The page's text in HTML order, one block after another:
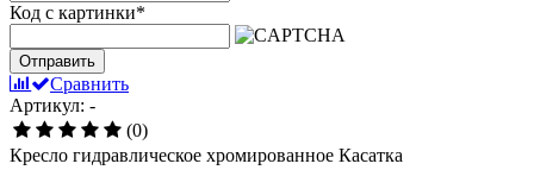
Код с картинки*
Отправить
Сравнить
Артикул: -
(0)
Кресло гидравлическое хромированное Касатка